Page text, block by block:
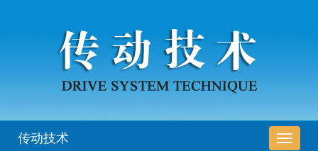
导
传动技术